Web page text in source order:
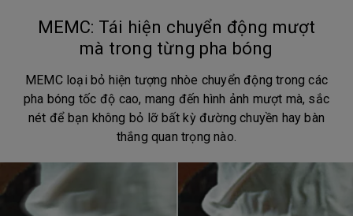
MEMC: Tái hiện chuyển động mượt
mà trong từng pha bóng
MEMC loại bỏ hiện tượng nhòe chuyển động trong các
pha bóng tốc độ cao, mang đến hình ảnh mượt mà, sắc
nét để bạn không bỏ lỡ bất kỳ đường chuyền hay bàn
thắng quan trọng nào.